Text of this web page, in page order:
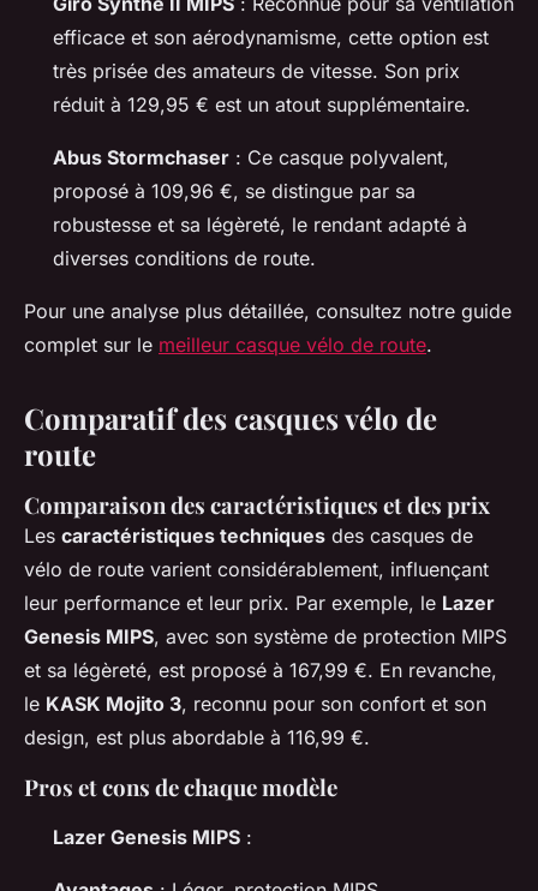
efficace et son aérodynamisme, cette option est
très prisée des amateurs de vitesse. Son prix
réduit à 129,95 € est un atout supplémentaire.
Abus Stormchaser : Ce casque polyvalent,
proposé à 109,96 €, se distingue par sa
robustesse et sa légèreté, le rendant adapté à
diverses conditions de route.
Pour une analyse plus détaillée, consultez notre guide
complet sur le meilleur casque vélo de route.
Comparatif des casques vélo de
route
Comparaison des caractéristiques et des prix
Les caractéristiques techniques des casques de
vélo de route varient considérablement, influençant
leur performance et leur prix. Par exemple, le Lazer
Genesis MIPS, avec son système de protection MIPS
et sa légèreté, est proposé à 167,99 €. En revanche,
le KASK Mojito 3, reconnu pour son confort et son
design, est plus abordable à 116,99 €.
Pros et cons de chaque modèle
Lazer Genesis MIPS :